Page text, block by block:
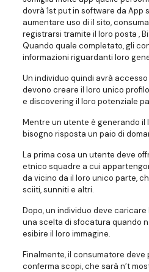
dovrà 1st put in software da App
aumentare uso di il sito,
registrarsi tramite il loro posta ,
Quando quale completato, gli
informazioni riguardanti loro
Un individuo quindi avrà accesso
devono creare il loro unico
e discovering il loro potenziale
Mentre un utente è generando il
bisogno risposta un paio di
La prima cosa un utente deve
etnico squadre a cui
da vicino da il loro unico parte,
sciiti, sunniti e altri.
Dopo, un individuo deve
una scelta di sfocatura quando
esibire il loro immagine.
Finalmente, il consumatore deve
conferma scopi, che sarà n’t